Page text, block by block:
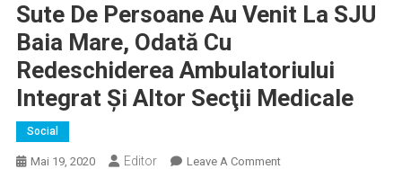
Sute De Persoane Au Venit La SJU
Baia Mare, Odată Cu
Redeschiderea Ambulatoriului
Integrat Şi Altor Secţii Medicale
Social
Mai 19, 2020 Editor Leave A CommentOn